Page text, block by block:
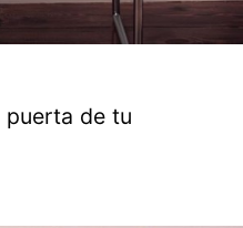
puerta de tu